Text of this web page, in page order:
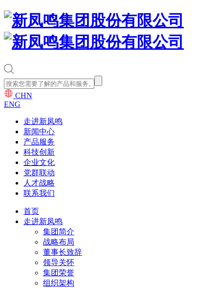
CHN
ENG
走进新凤鸣
新闻中心
产品服务
科技创新
企业文化
党群联动
人才战略
联系我们
首页
走进新凤鸣
集团简介
战略布局
董事长致辞
领导关怀
集团荣誉
组织架构